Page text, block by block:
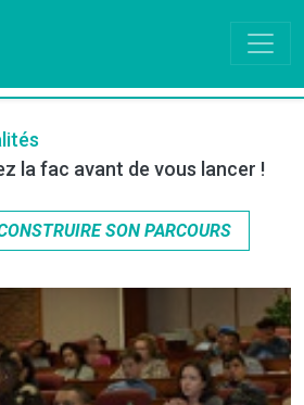
la fac avant de vous lancer !
SON PARCOURS